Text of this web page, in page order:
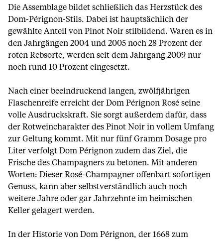
Die Assemblage bildet schließlich das Herzstück des
Dom-Pérignon-Stils. Dabei ist hauptsächlich der
gewählte Anteil von Pinot Noir stilbildend. Waren es in
den Jahrgängen 2004 und 2005 noch 28 Prozent der
roten Rebsorte, werden seit dem Jahrgang 2009 nur
noch rund 10 Prozent eingesetzt.
Nach einer beeindruckend langen, zwölfjährigen
Flaschenreife erreicht der Dom Pérignon Rosé seine
volle Ausdruckskraft. Sie sorgt außerdem dafür, dass
der Rotweincharakter des Pinot Noir in vollem Umfang
zur Geltung kommt. Mit nur fünf Gramm Dosage pro
Liter verfolgt Dom Pérignon zudem das Ziel, die
Frische des Champagners zu betonen. Mit anderen
Worten: Dieser Rosé-Champagner offenbart sofortigen
Genuss, kann aber selbstverständlich auch noch
weitere Jahre oder gar Jahrzehnte im heimischen
Keller gelagert werden.
In der Historie von Dom Pérignon, der 1668 zum